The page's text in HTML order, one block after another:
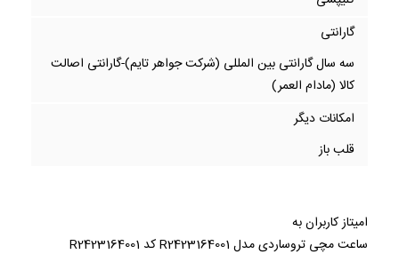
گارانتی
سه سال گارانتی بین المللی (شرکت جواهر تایم)-گارانتی اصالت
کالا (مادام العمر)
امکانات دیگر
قلب باز
امیتاز کاربران به
ساعت مچی تروساردی مدل R2423164001 کد R2423164001